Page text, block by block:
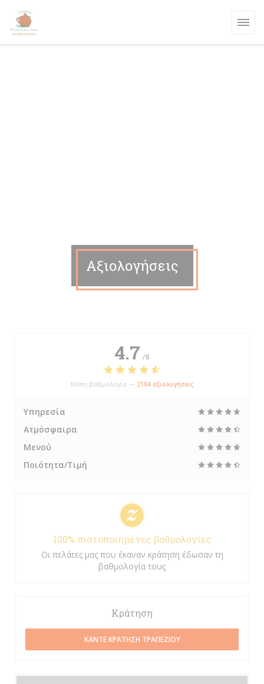
Αξιολογήσεις
4.7 /5
Μέση βαθμολογία — 2104 αξιολογήσεις
Υπηρεσία
Ατμόσφαιρα
Μενού
Ποιότητα/Τιμή
100% πιστοποιημένες βαθμολογίες
Οι πελάτες μας που έκαναν κράτηση έδωσαν τη
βαθμολογία τους
Κράτηση
ΚΆΝΤΕ ΚΡΆΤΗΣΗ ΤΡΑΠΕΖΙΟΎ